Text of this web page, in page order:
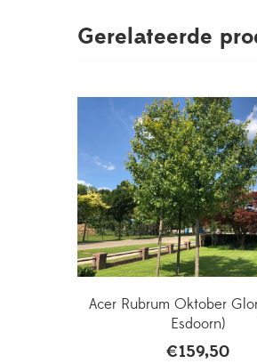
Gerelateerde
Acer Rubrum Oktober
Esdoorn)
€159,50